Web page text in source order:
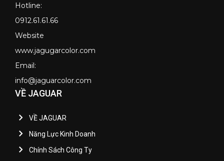
Hotline:
0912.61.61.66
Website
www.jagugarcolor.com
Email:
info@jaguarcolor.com
VỀ JAGUAR
VỀ JAGUAR
Năng Lực Kinh Doanh
Chính Sách Công Ty